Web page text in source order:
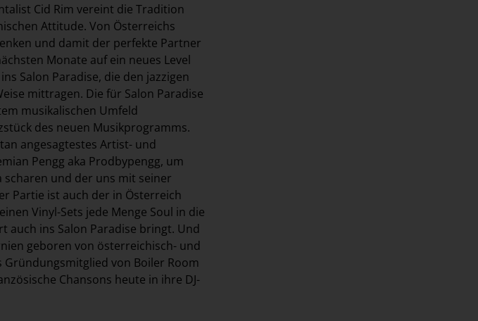
Cid Rim vereint die Tradition
Attitude. Von Österreichs
und damit der perfekte Partner
Monate auf ein neues Level
Salon Paradise, die den jazzigen
mittragen. Die für Salon Paradise
musikalischen Umfeld
des neuen Musikprogramms.
angesagtestes Artist- und
Pengg aka Prodbypengg, um
scharen und der uns mit seiner
Partie ist auch der in Österreich
Vinyl-Sets jede Menge Soul in die
auch ins Salon Paradise bringt. Und
geboren von österreichisch- und
von Boiler Room
Chansons heute in ihre DJ-